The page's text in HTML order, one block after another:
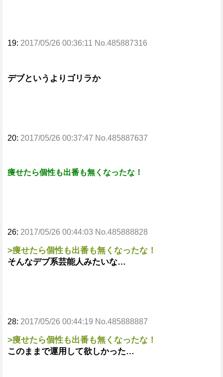
19: 2017/05/26 00:36:11 No.485887316
デブというよりゴリラか
20: 2017/05/26 00:37:47 No.485887637
痩せたら個性も出番も無くなったな！
26: 2017/05/26 00:44:03 No.485888828
>痩せたら個性も出番も無くなったな！
そんなデブ系芸能人みたいな…
28: 2017/05/26 00:44:19 No.485888887
>痩せたら個性も出番も無くなったな！
このままで運用して欲しかった…